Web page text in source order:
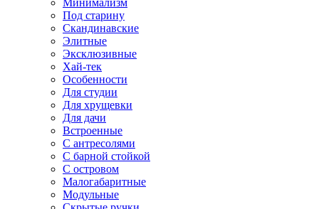
Минимализм
Под старину
Скандинавские
Элитные
Эксклюзивные
Хай-тек
Особенности
Для студии
Для хрущевки
Для дачи
Встроенные
С антресолями
С барной стойкой
С островом
Малогабаритные
Модульные